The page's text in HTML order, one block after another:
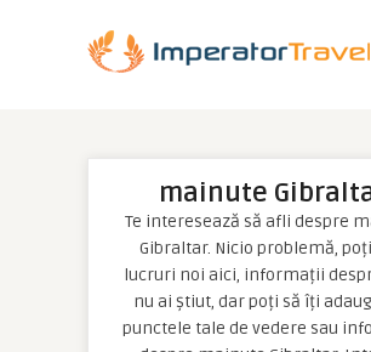
mainute
Te interesează să afli despre
Gibraltar. Nicio problemă,
lucruri noi aici, informații
nu ai știut, dar poți să îți
punctele tale de vedere sau